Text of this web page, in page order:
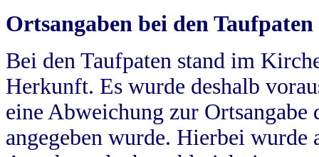
Ortsangaben bei den Taufpaten
Bei den Taufpaten stand im
Herkunft. Es wurde deshalb
eine Abweichung zur
angegeben wurde. Hierbei wurde